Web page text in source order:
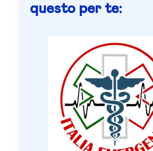
questo per te: